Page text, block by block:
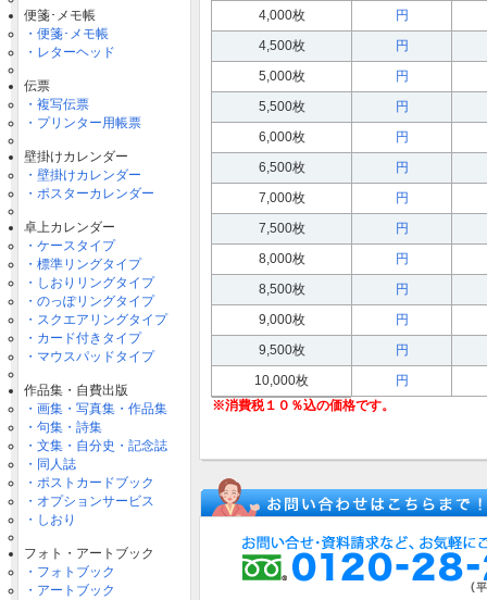
便箋･メモ帳
・便箋･メモ帳
・レターヘッド
伝票
・複写伝票
・プリンター用帳票
壁掛けカレンダー
・壁掛けカレンダー
・ポスターカレンダー
卓上カレンダー
・ケースタイプ
・標準リングタイプ
・しおりリングタイプ
・のっぽリングタイプ
・スクエアリングタイプ
・カード付きタイプ
・マウスパッドタイプ
作品集・自費出版
・画集・写真集・作品集
・句集・詩集
・文集・自分史・記念誌
・同人誌
・ポストカードブック
・オプションサービス
・しおり
フォト・アートブック
・フォトブック
・アートブック
4,000枚
円
4,500枚
円
5,000枚
円
5,500枚
円
6,000枚
円
6,500枚
円
7,000枚
円
7,500枚
円
8,000枚
円
8,500枚
円
9,000枚
円
9,500枚
円
10,000枚
円